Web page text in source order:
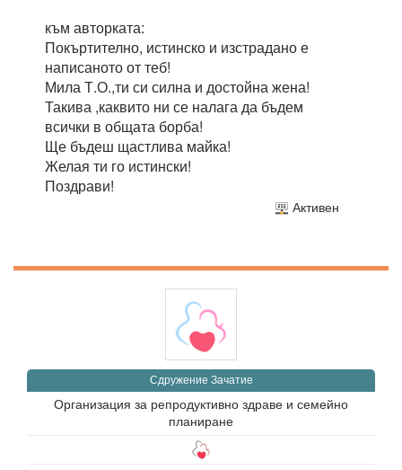
към авторката:
Покъртително, истинско и изстрадано е
написаното от теб!
Мила Т.О.,ти си силна и достойна жена!
Такива ,каквито ни се налага да бъдем
всички в общата борба!
Ще бъдеш щастлива майка!
Желая ти го истински!
Поздрави!
Активен
Сдружение Зачатие
Организация за репродуктивно здраве и семейно
планиране